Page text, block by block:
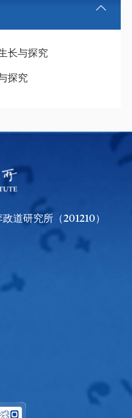
长与探究
探究
道研究所（201210）